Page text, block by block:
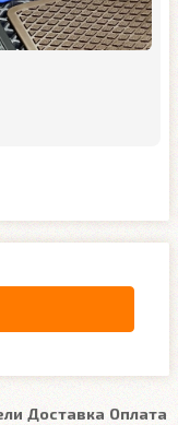
Доставка Оплата